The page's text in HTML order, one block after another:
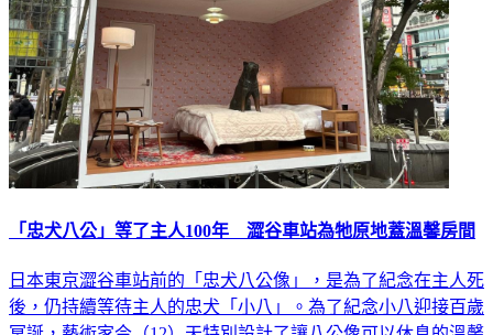
「忠犬八公」等了主人100年 澀谷車站為牠原地蓋溫馨房間
日本東京澀谷車站前的「忠犬八公像」，是為了紀念在主人死
後，仍持續等待主人的忠犬「小八」。為了紀念小八迎接百歲